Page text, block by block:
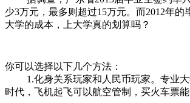
少3万元，最多则超过15万元。而2012年
大学的成本，上大学真的划算吗？
你可以选择以下几个方法：
1.化身关系玩家和人民币玩家。专业大
时代，飞机起飞可以航空管制，买火车票